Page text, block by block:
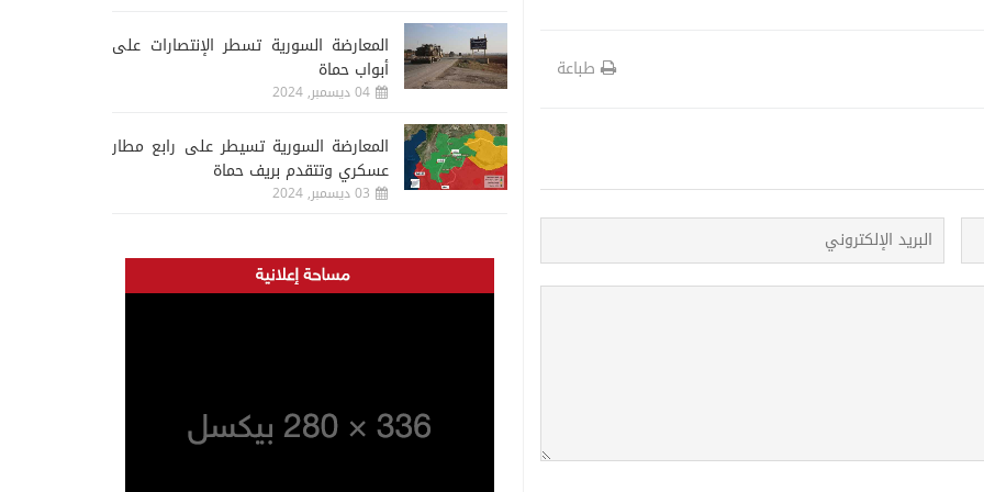
طباعة
المعارضة السورية تسطر الإنتصارات على
أبواب حماة
04 ديسمبر, 2024
المعارضة السورية تسيطر على رابع مطار
عسكري وتتقدم بريف حماة
03 ديسمبر, 2024